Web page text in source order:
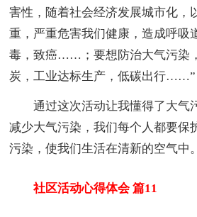
害性，随着社会经济发展城市化，
重，严重危害我们健康，造成呼吸
毒，致癌……；要想防治大气污染
炭，工业达标生产，低碳出行……”
通过这次活动让我懂得了大气
减少大气污染，我们每个人都要保
污染，使我们生活在清新的空气中。
社区活动心得体会 篇11